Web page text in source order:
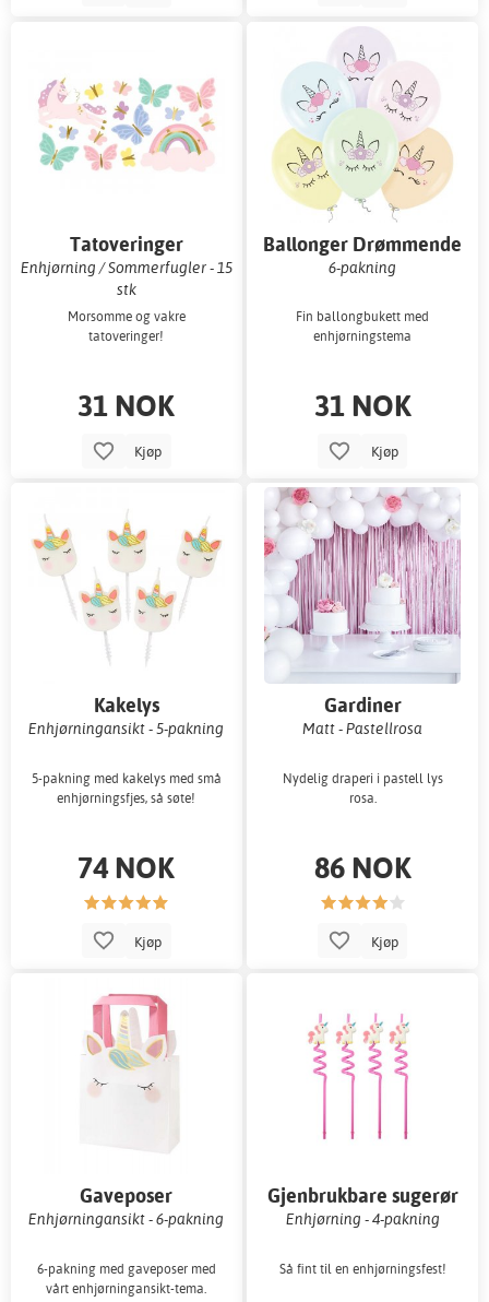
Tatoveringer
Enhjørning / Sommerfugler - 15
stk
Morsomme og vakre
tatoveringer!
31 NOK
Kjøp
Ballonger Drømmende
Enhjørning
6-pakning
Fin ballongbukett med
enhjørningstema
31 NOK
Kjøp
Kakelys
Enhjørningansikt - 5-pakning
5-pakning med kakelys med små
enhjørningsfjes, så søte!
74 NOK
Kjøp
Gardiner
Matt - Pastellrosa
Nydelig draperi i pastell lys
rosa.
86 NOK
Kjøp
Gaveposer
Enhjørningansikt - 6-pakning
6-pakning med gaveposer med
vårt enhjørningansikt-tema.
Gjenbrukbare sugerør
Enhjørning - 4-pakning
Så fint til en enhjørningsfest!